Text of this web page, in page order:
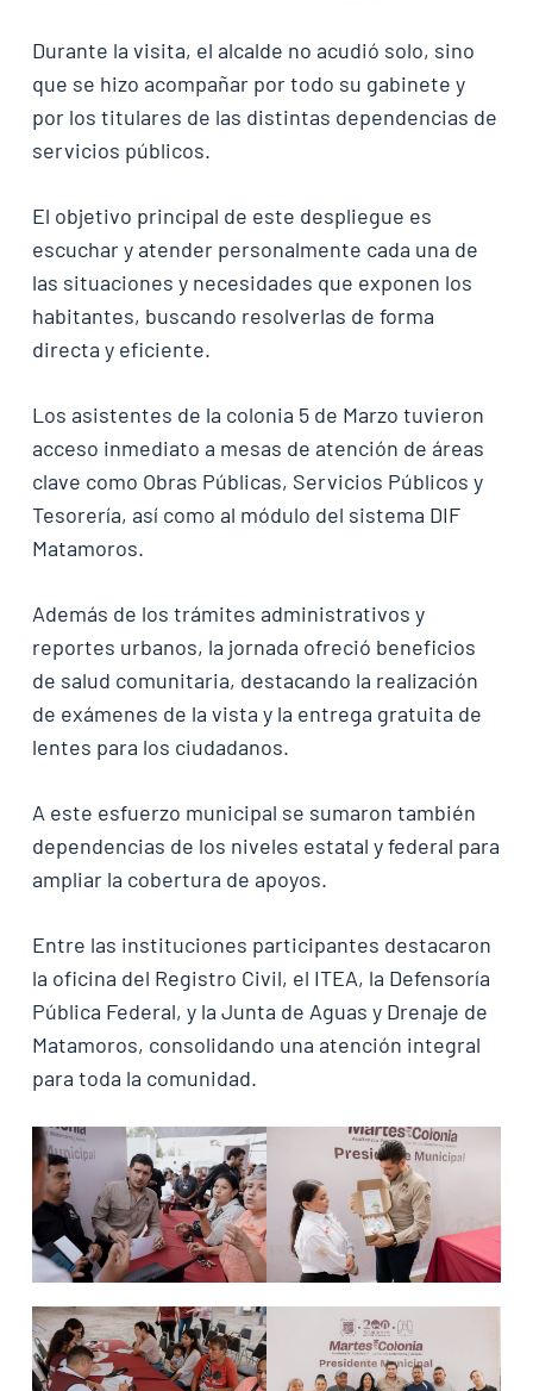
Durante la visita, el alcalde no acudió solo, sino
que se hizo acompañar por todo su gabinete y
por los titulares de las distintas dependencias de
servicios públicos.
El objetivo principal de este despliegue es
escuchar y atender personalmente cada una de
las situaciones y necesidades que exponen los
habitantes, buscando resolverlas de forma
directa y eficiente.
Los asistentes de la colonia 5 de Marzo tuvieron
acceso inmediato a mesas de atención de áreas
clave como Obras Públicas, Servicios Públicos y
Tesorería, así como al módulo del sistema DIF
Matamoros.
Además de los trámites administrativos y
reportes urbanos, la jornada ofreció beneficios
de salud comunitaria, destacando la realización
de exámenes de la vista y la entrega gratuita de
lentes para los ciudadanos.
A este esfuerzo municipal se sumaron también
dependencias de los niveles estatal y federal para
ampliar la cobertura de apoyos.
Entre las instituciones participantes destacaron
la oficina del Registro Civil, el ITEA, la Defensoría
Pública Federal, y la Junta de Aguas y Drenaje de
Matamoros, consolidando una atención integral
para toda la comunidad.